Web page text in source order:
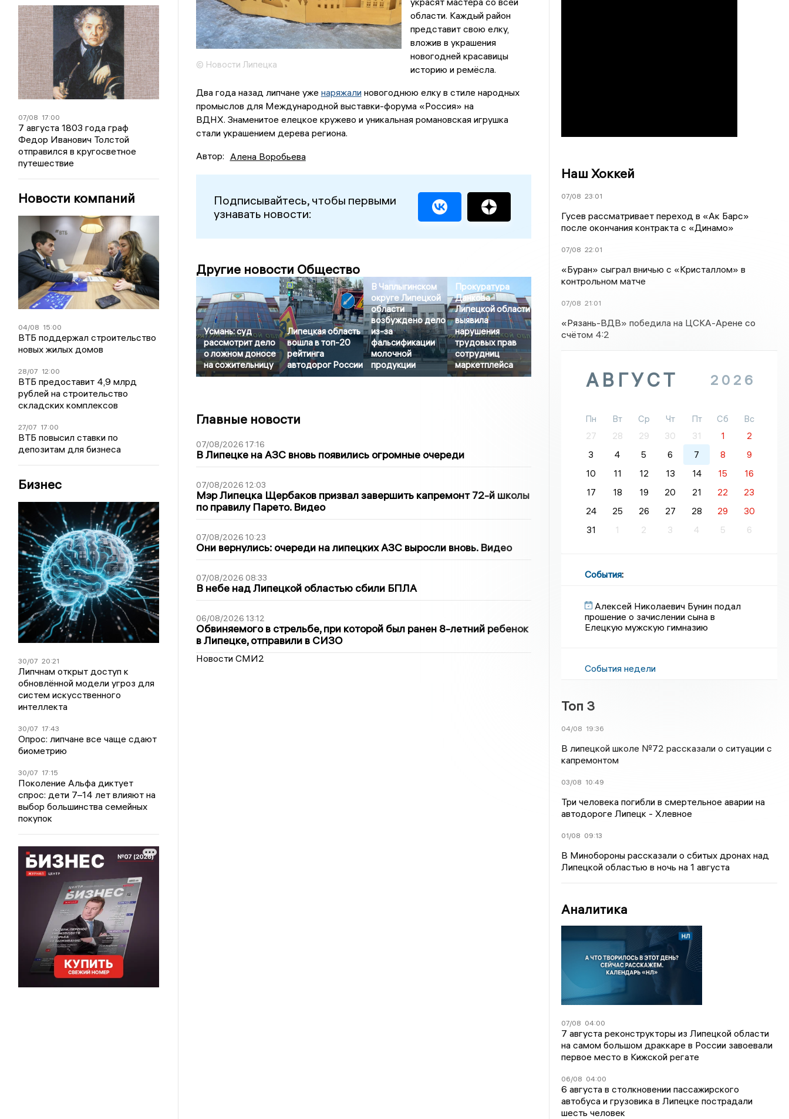
07/08 17:00
7 августа 1803 года граф
Федор Иванович Толстой
отправился в кругосветное
путешествие
Новости компаний
04/08 15:00
ВТБ поддержал строительство
новых жилых домов
28/07 12:00
ВТБ предоставит 4,9 млрд
рублей на строительство
складских комплексов
27/07 17:00
ВТБ повысил ставки по
депозитам для бизнеса
Бизнес
30/07 20:21
Липчнам открыт доступ к
обновлённой модели угроз для
систем искусственного
интеллекта
30/07 17:43
Опрос: липчане все чаще сдают
биометрию
30/07 17:15
Поколение Альфа диктует
спрос: дети 7–14 лет влияют на
выбор большинства семейных
покупок
© Новости Липецка
области. Каждый район
представит свою елку,
вложив в украшения
новогодней красавицы
историю и ремёсла.
Два года назад липчане уже наряжалиновогоднюю елку в стиле народных
промыслов для Международной выставки-форума «Россия» на
ВДНХ. Знаменитое елецкое кружево и уникальная романовская игрушка
стали украшением дерева региона.
Автор: Алена Воробьева
Подписывайтесь, чтобы первыми
узнавать новости:
Другие новости Общество
Усмань: суд
рассмотрит дело
о ложном доносе
на сожительницу
Липецкая область
вошла в топ-20
рейтинга
автодорог России
В Чаплыгинском
округе Липецкой
области
возбуждено дело
из-за
фальсификации
молочной
продукции
Прокуратура
Данкова
Липецкой области
выявила
нарушения
трудовых прав
сотрудниц
маркетплейса
Главные новости
07/08/2026 17:16
В Липецке на АЗС вновь появились огромные очереди
07/08/2026 12:03
Мэр Липецка Щербаков призвал завершить капремонт 72-й школы
по правилу Парето. Видео
07/08/2026 10:23
Они вернулись: очереди на липецких АЗС выросли вновь. Видео
07/08/2026 08:33
В небе над Липецкой областью сбили БПЛА
06/08/2026 13:12
Обвиняемого в стрельбе, при которой был ранен 8-летний ребенок
в Липецке, отправили в СИЗО
Новости СМИ2
Наш Хоккей
07/08 23:01
Гусев рассматривает переход в «Ак Барс»
после окончания контракта с «Динамо»
07/08 22:01
«Буран» сыграл вничью с «Кристаллом» в
контрольном матче
07/08 21:01
«Рязань-ВДВ» победила на ЦСКА-Арене со
счётом 4:2
АВГУСТ 2026
Пн Вт Ср Чт Пт Сб
Вс
27
28 29 30 31 1
2
3
4 5 6 7 8
9
10
11 12 13 14 15
16
17
18 19 20 21 22
23
24
25 26 27 28 29
30
31
1 2 3 4 5 6
События:
Алексей Николаевич Бунин подал
прошение о зачислении сына в
Елецкую мужскую гимназию
События недели
Топ 3
04/08 19:36
В липецкой школе №72 рассказали о ситуации с
капремонтом
03/08 10:49
Три человека погибли в смертельное аварии на
автодороге Липецк - Хлевное
01/08 09:13
В Минобороны рассказали о сбитых дронах над
Липецкой областью в ночь на 1 августа
Аналитика
07/08 04:00
7 августа реконструкторы из Липецкой области
на самом большом драккаре в России завоевали
первое место в Кижской регате
06/08 04:00
6 августа в столкновении пассажирского
автобуса и грузовика в Липецке пострадали
шесть человек